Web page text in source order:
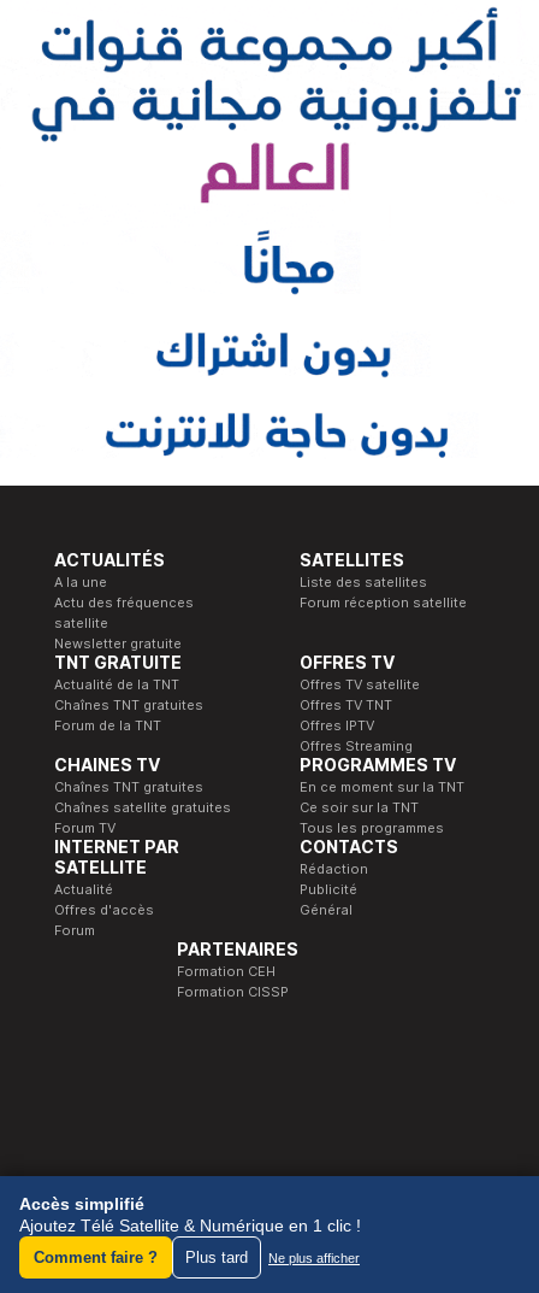
ACTUALITÉS
A la une
Actu des fréquences
satellite
Newsletter gratuite
SATELLITES
Liste des satellites
Forum réception satellite
TNT GRATUITE
Actualité de la TNT
Chaînes TNT gratuites
Forum de la TNT
OFFRES TV
Offres TV satellite
Offres TV TNT
Offres IPTV
Offres Streaming
CHAINES TV
Chaînes TNT gratuites
Chaînes satellite gratuites
Forum TV
PROGRAMMES TV
En ce moment sur la TNT
Ce soir sur la TNT
Tous les programmes
INTERNET PAR
SATELLITE
Actualité
Offres d'accès
Forum
CONTACTS
Rédaction
Publicité
Général
PARTENAIRES
Formation CEH
Formation CISSP
© 1989-2026 Télé Satellite et Numérique.
Accès simplifié
Ajoutez Télé Satellite & Numérique en 1 clic !
Comment faire ? Plus tard Ne plus afficher